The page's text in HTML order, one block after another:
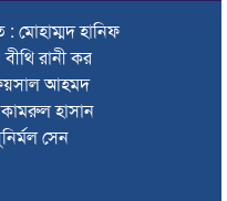
নির্দেশ
ইতিহাস
মোহাম্মদ হানিফ
রানী কর
ফয়সাল আহমদ
হাসান
সেন